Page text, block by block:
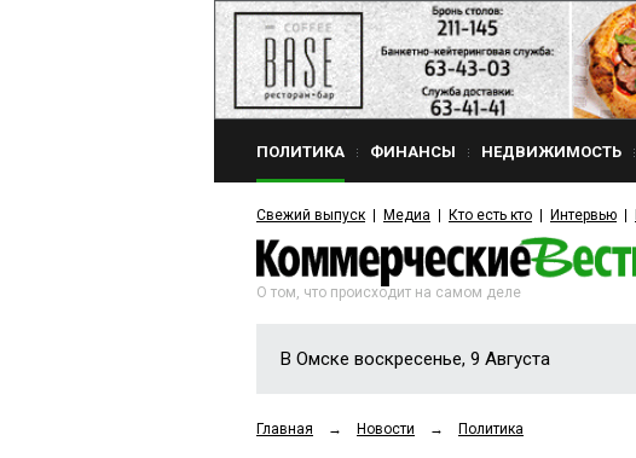
ПОЛИТИКА ФИНАНСЫ НЕДВИЖИМОСТЬ
Свежий выпуск Медиа Кто есть кто Интервью
О том, что происходит на самом деле
В Омске воскресенье, 9 Августа
Главная → Новости → Политика